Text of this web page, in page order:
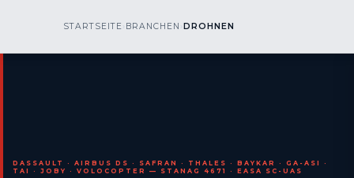
nos RUFEN SIE UNS AN AOG 24/7
DASSAULT · AIRBUS DS · SAFRAN · THALES · BAYKAR · GA-ASI ·
TAI · JOBY · VOLOCOPTER — STANAG 4671 · EASA SC-UAS
STARTSEITE BRANCHEN DROHNEN